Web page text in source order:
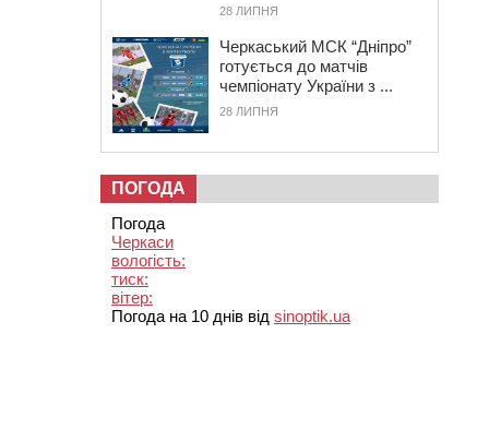
28 ЛИПНЯ
Черкаський МСК “Дніпро”
готується до матчів
чемпіонату України з ...
28 ЛИПНЯ
ПОГОДА
Погода
Черкаси
вологість:
тиск:
вітер:
Погода на 10 днів від sinoptik.ua